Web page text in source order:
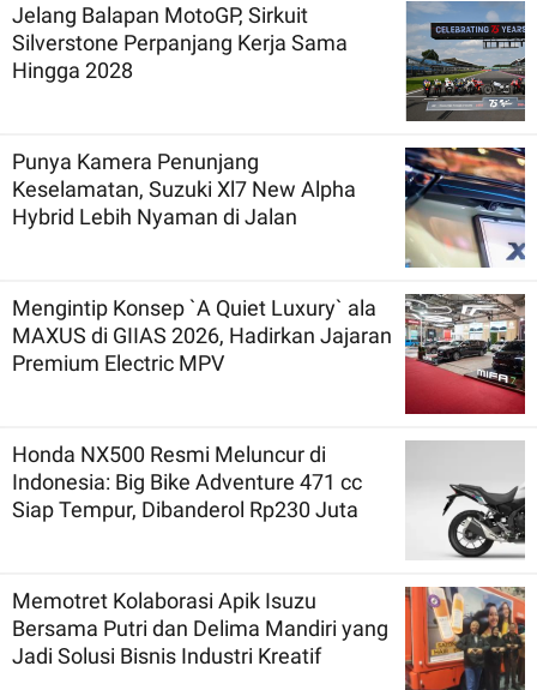
Jelang Balapan MotoGP, Sirkuit
Silverstone Perpanjang Kerja Sama
Hingga 2028
Punya Kamera Penunjang
Keselamatan, Suzuki Xl7 New Alpha
Hybrid Lebih Nyaman di Jalan
Mengintip Konsep `A Quiet Luxury` ala
MAXUS di GIIAS 2026, Hadirkan Jajaran
Premium Electric MPV
Honda NX500 Resmi Meluncur di
Indonesia: Big Bike Adventure 471 cc
Siap Tempur, Dibanderol Rp230 Juta
Memotret Kolaborasi Apik Isuzu
Bersama Putri dan Delima Mandiri yang
Jadi Solusi Bisnis Industri Kreatif